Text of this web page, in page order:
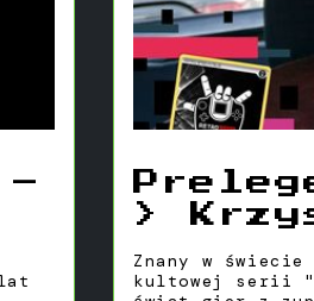
>
Znany w
kultowej serii